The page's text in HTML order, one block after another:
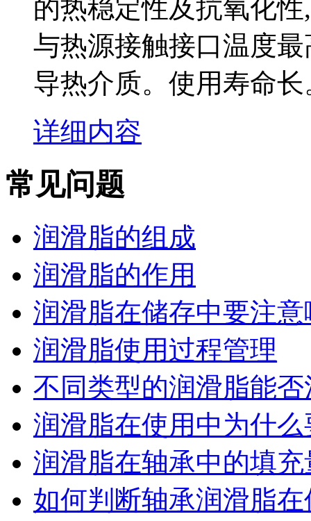
的热稳定性及抗氧化
与热源接触接口温度
导热介质。使用寿命长
详细内容
常见问题
润滑脂的组成
润滑脂的作用
润滑脂在储存中要注
润滑脂使用过程管理
不同类型的润滑脂能
润滑脂在使用中为什
润滑脂在轴承中的填
如何判断轴承润滑脂